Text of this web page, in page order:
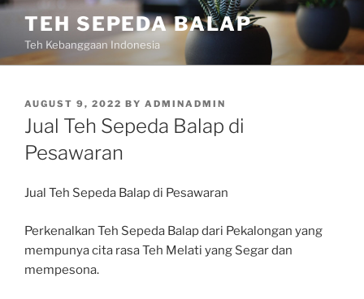
Skip
content
TEH SEPEDA BALAP
Teh Kebanggaan Indonesia
POSTED
ON
AUGUST 9, 2022 BY ADMINADMIN
Jual Teh Sepeda Balap di
Pesawaran
Jual Teh Sepeda Balap di Pesawaran
Perkenalkan Teh Sepeda Balap dari Pekalongan yang
mempunya cita rasa Teh Melati yang Segar dan
mempesona.